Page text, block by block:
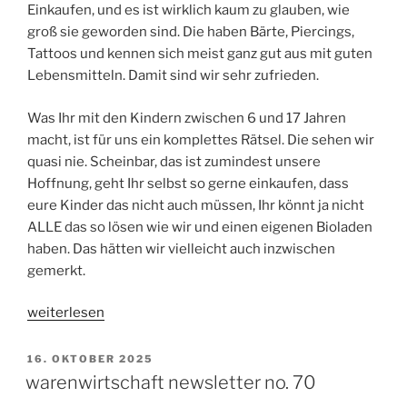
Einkaufen, und es ist wirklich kaum zu glauben, wie
groß sie geworden sind. Die haben Bärte, Piercings,
Tattoos und kennen sich meist ganz gut aus mit guten
Lebensmitteln. Damit sind wir sehr zufrieden.
Was Ihr mit den Kindern zwischen 6 und 17 Jahren
macht, ist für uns ein komplettes Rätsel. Die sehen wir
quasi nie. Scheinbar, das ist zumindest unsere
Hoffnung, geht Ihr selbst so gerne einkaufen, dass
eure Kinder das nicht auch müssen, Ihr könnt ja nicht
ALLE das so lösen wie wir und einen eigenen Bioladen
haben. Das hätten wir vielleicht auch inzwischen
gemerkt.
„warenwirtschaft
no.
71“
weiterlesen
VERÖFFENTLICHT
16. OKTOBER 2025
warenwirtschaft newsletter no. 70